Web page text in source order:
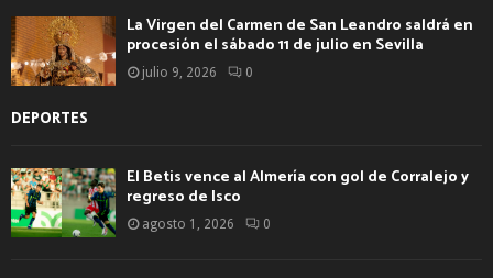
La Virgen del Carmen de San Leandro saldrá en
procesión el sábado 11 de julio en Sevilla
julio 9, 2026 0
DEPORTES
El Betis vence al Almería con gol de Corralejo y
regreso de Isco
agosto 1, 2026 0